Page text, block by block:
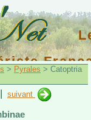
> Pyrales > Catoptria
suivant